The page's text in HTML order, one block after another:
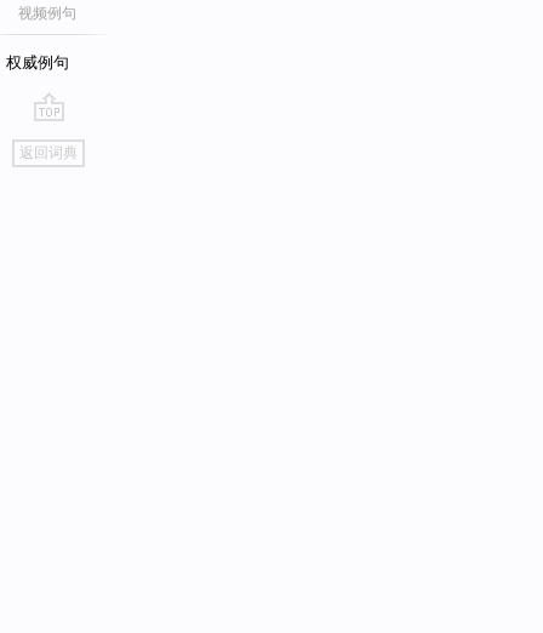
视频例句
权威例句
go
top
返回词典